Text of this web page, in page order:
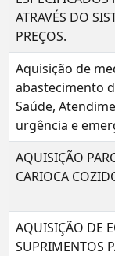
ATRAVÉS DO
PREÇOS.
Aquisição de
abastecimento
Saúde,
urgência e
AQUISIÇÃO
CARIOCA
AQUISIÇÃO DE
SUPRIMENTOS